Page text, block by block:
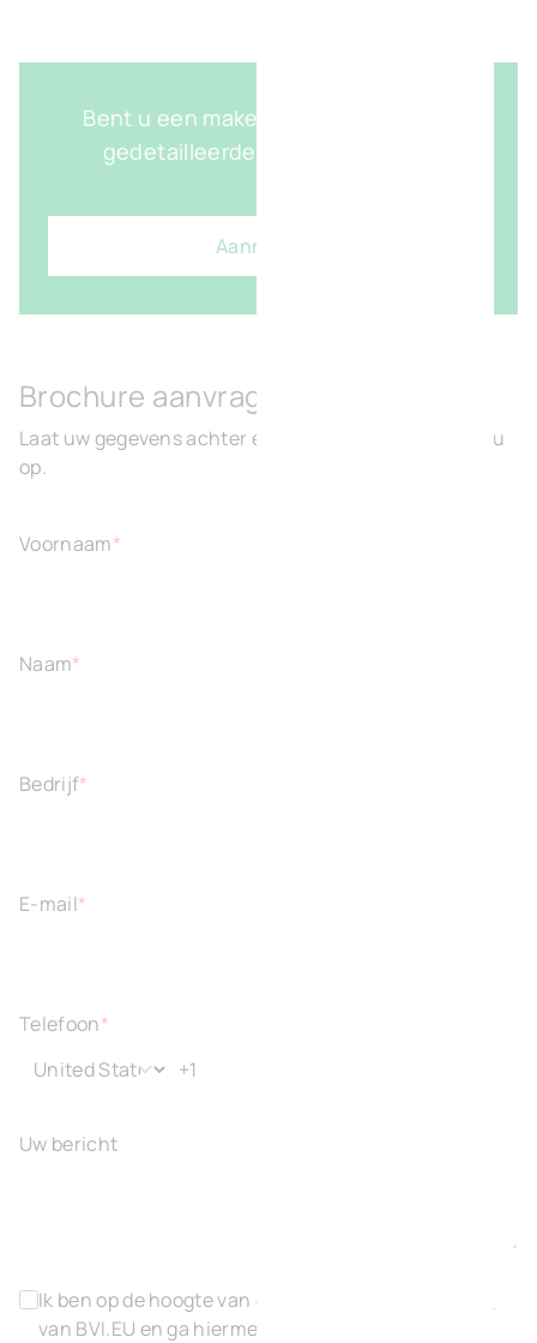
Bent u een makelaar? Log in om het
gedetailleerde plan te bekijken.
Aanmelden
Brochure aanvragen
Laat uw gegevens achter en wij nemen contact met u
op.
Voornaam*
Naam*
Bedrijf*
E-mail*
Telefoon*
Uw bericht
Ik ben op de hoogte van de
van BVI.EU en ga hiermee akkoord